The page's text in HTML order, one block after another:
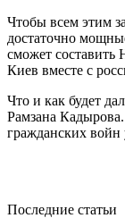
Чтобы всем этим
достаточно
сможет составить
Киев вместе с
Что и как будет
Рамзана
гражданских войн
Последние статьи